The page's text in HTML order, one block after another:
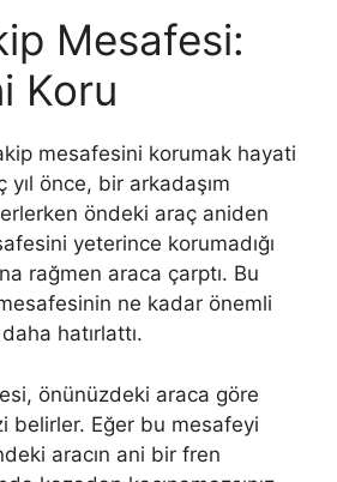
Mesafesi:
Koru
mesafesini korumak hayati
yıl önce, bir arkadaşım
öndeki araç aniden
yeterince korumadığı
rağmen araca çarptı. Bu
ne kadar önemli
hatırlattı.
önünüzdeki araca göre
belirler. Eğer bu mesafeyi
aracın ani bir fren